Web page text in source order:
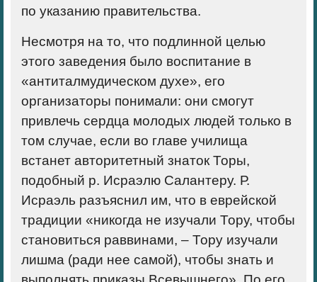
по указанию правительства.
Несмотря на то, что подлинной целью
этого заведения было воспитание в
«антиталмудическом духе», его
организаторы понимали: они смогут
привлечь сердца молодых людей только в
том случае, если во главе училища
встанет авторитетный знаток Торы,
подобный р. Исраэлю Салантеру. Р.
Исраэль разъяснил им, что в еврейской
традиции «никогда не изучали Тору, чтобы
становиться раввинами, – Тору изучали
лишма (ради нее самой), чтобы знать и